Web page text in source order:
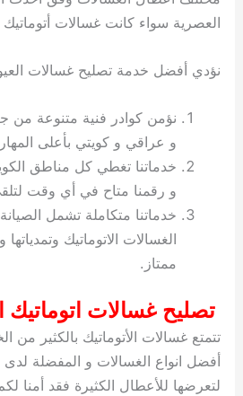
العصرية سواء كانت غسالات
نؤدي أفضل خدمة تصليح غسالات
نؤمن كوادر فنية متنوعة
و عراقي و كويتي بأعلى
خدماتنا تغطي كل مناطق
و رقمنا متاح في أي وقت
خدماتنا متكاملة تشمل
الغسالات الاتوماتيك
ممتاز.
تصليح غسالات اتوماتيك
تتمتع غسالات الأتوماتيك بالكثير من
أفضل انواع الغسالات و المفضلة لدى
لتعرضها للأعطال الكثيرة فقد أمنا